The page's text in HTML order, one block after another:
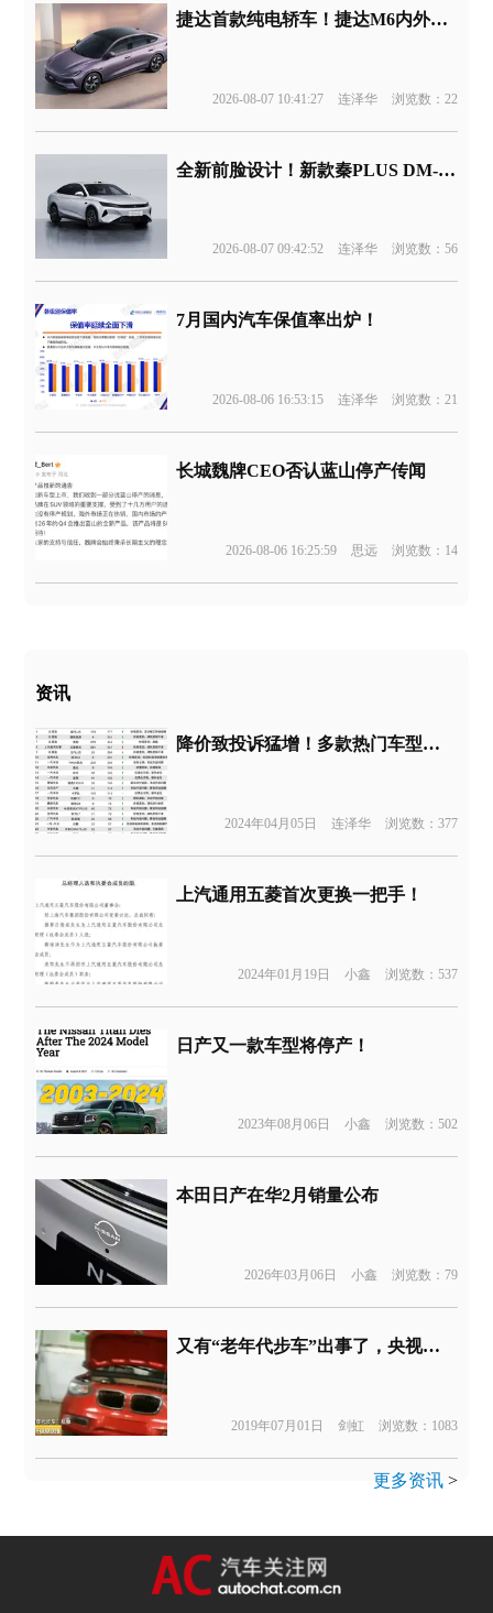
捷达首款纯电轿车！捷达M6内外官图发布
2026-08-07 10:41:27 连泽华 浏览数：22
全新前脸设计！新款秦PLUS DM-i申报
2026-08-07 09:42:52 连泽华 浏览数：56
7月国内汽车保值率出炉！
2026-08-06 16:53:15 连泽华 浏览数：21
长城魏牌CEO否认蓝山停产传闻
2026-08-06 16:25:59 思远 浏览数：14
资讯
降价致投诉猛增！多款热门车型冲上榜单
2024年04月05日 连泽华 浏览数：377
上汽通用五菱首次更换一把手！
2024年01月19日 小鑫 浏览数：537
日产又一款车型将停产！
2023年08月06日 小鑫 浏览数：502
本田日产在华2月销量公布
2026年03月06日 小鑫 浏览数：79
又有“老年代步车”出事了，央视曝低速电动车生产管理乱象
2019年07月01日 剑虹 浏览数：1083
更多资讯>